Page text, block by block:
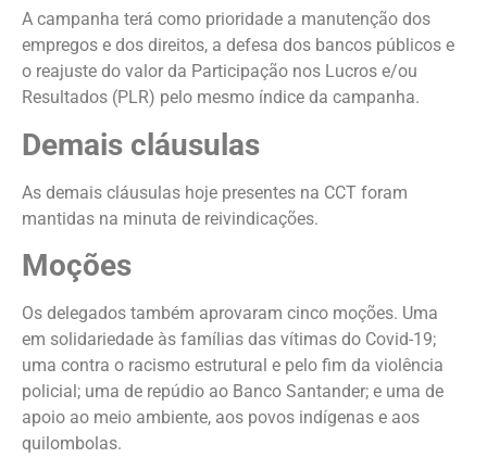
A campanha terá como prioridade a manutenção dos
empregos e dos direitos, a defesa dos bancos públicos e
o reajuste do valor da Participação nos Lucros e/ou
Resultados (PLR) pelo mesmo índice da campanha.
Demais cláusulas
As demais cláusulas hoje presentes na CCT foram
mantidas na minuta de reivindicações.
Moções
Os delegados também aprovaram cinco moções. Uma
em solidariedade às famílias das vítimas do Covid-19;
uma contra o racismo estrutural e pelo fim da violência
policial; uma de repúdio ao Banco Santander; e uma de
apoio ao meio ambiente, aos povos indígenas e aos
quilombolas.